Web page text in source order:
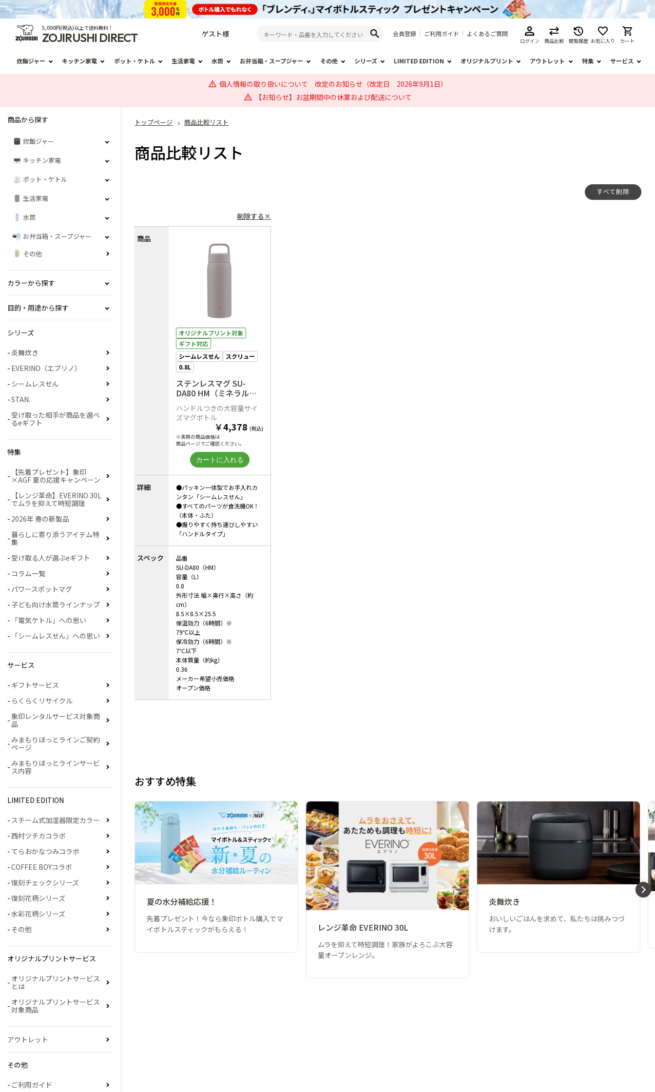
5,000円(税込)以上で送料無料！
ZOJIRUSHI DIRECT ゲスト様 会員登録 ご利用ガイド よくあるご質問
ログイン 商品比較 閲覧履歴 お気に入り カート
炊飯ジャー キッチン家電 ポット・ケトル 生活家電 水筒 お弁当箱・スープジャー その他 シリーズ LIMITED EDITION オリジナルプリント アウトレット 特集 サービス
個人情報の取り扱いについて 改定のお知らせ（改定日 2026年9月1日）
【お知らせ】お盆期間中の休業および配送について
トップページ 商品比較リスト
商品比較リスト
すべて削除
商品
詳細
スペック
削除する×
オリジナルプリント対象
ギフト対応
シームレスせん
スクリュー
0.8L
ステンレスマグ SU-
DA80 HM（ミネラルグ
レー）
ハンドルつきの大容量サイ
ズマグボトル
￥4,378 (税込)
※実際の商品価格は
商品ページでご確認ください。
●パッキン一体型でお手入れカ
ンタン「シームレスせん」
●すべてのパーツが食洗機OK！
（本体・ふた）
●握りやすく持ち運びしやすい
「ハンドルタイプ」
品番
SU-DA80（HM）
容量（L）
0.8
外形寸法 幅×奥行×高さ（約
cm）
8.5×8.5×25.5
保温効力（6時間）※
79℃以上
保冷効力（6時間）※
7℃以下
本体質量（約kg）
0.36
メーカー希望小売価格
オープン価格
おすすめ特集
夏の水分補給応援！
先着プレゼント！今なら象印ボトル購入でマ
イボトルスティックがもらえる！
レンジ革命 EVERINO 30L
ムラを抑えて時短調理！家族がよろこぶ大容
量オーブンレンジ。
炎舞炊き
おいしいごはんを求めて、私たちは挑みつづ
けます。
商品から探す
炊飯ジャー
キッチン家電
ポット・ケトル
生活家電
水筒
お弁当箱・スープジャー
その他
カラーから探す
目的・用途から探す
シリーズ
炎舞炊き
EVERINO（エブリノ）
シームレスせん
STAN.
受け取った相手が商品を選べ
るeギフト
特集
【先着プレゼント】象印
×AGF 夏の応援キャンペーン
【レンジ革命】EVERINO 30L
でムラを抑えて時短調理
2026年 春の新製品
暮らしに寄り添うアイテム特
集
受け取る人が選ぶeギフト
コラム一覧
パワースポットマグ
子ども向け水筒ラインナップ
「電気ケトル」への思い
「シームレスせん」への思い
サービス
ギフトサービス
らくらくリサイクル
象印レンタルサービス対象商
品
みまもりほっとラインご契約
ページ
みまもりほっとラインサービ
ス内容
LIMITED EDITION
スチーム式加湿器限定カラー
西村ツチカコラボ
てらおかなつみコラボ
COFFEE BOYコラボ
復刻チェックシリーズ
復刻花柄シリーズ
水彩花柄シリーズ
その他
オリジナルプリントサービス
オリジナルプリントサービス
とは
オリジナルプリントサービス
対象商品
アウトレット
その他
ご利用ガイド